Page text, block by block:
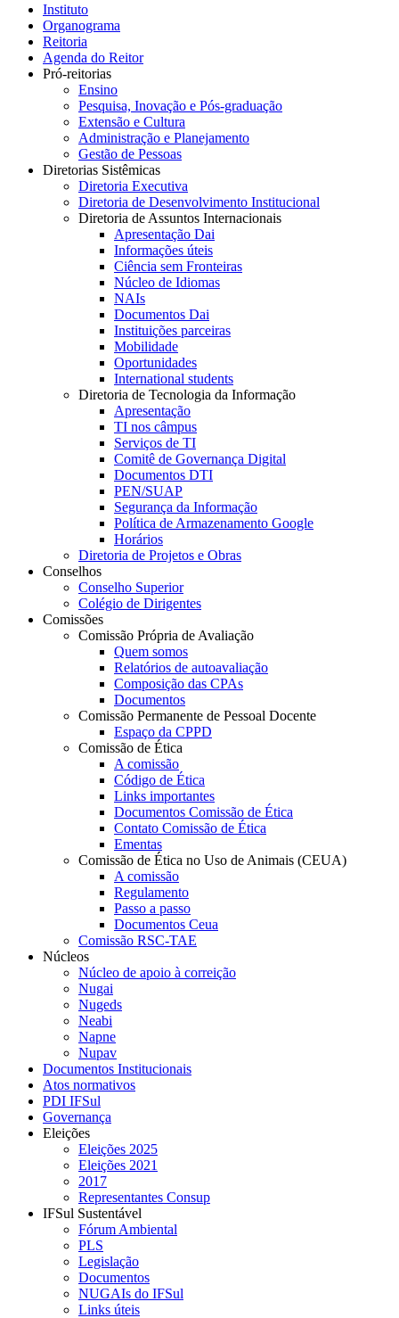
Instituto
Organograma
Reitoria
Agenda do Reitor
Pró-reitorias
Ensino
Pesquisa, Inovação e Pós-graduação
Extensão e Cultura
Administração e Planejamento
Gestão de Pessoas
Diretorias Sistêmicas
Diretoria Executiva
Diretoria de Desenvolvimento Institucional
Diretoria de Assuntos Internacionais
Apresentação Dai
Informações úteis
Ciência sem Fronteiras
Núcleo de Idiomas
NAIs
Documentos Dai
Instituições parceiras
Mobilidade
Oportunidades
International students
Diretoria de Tecnologia da Informação
Apresentação
TI nos câmpus
Serviços de TI
Comitê de Governança Digital
Documentos DTI
PEN/SUAP
Segurança da Informação
Política de Armazenamento Google
Horários
Diretoria de Projetos e Obras
Conselhos
Conselho Superior
Colégio de Dirigentes
Comissões
Comissão Própria de Avaliação
Quem somos
Relatórios de autoavaliação
Composição das CPAs
Documentos
Comissão Permanente de Pessoal Docente
Espaço da CPPD
Comissão de Ética
A comissão
Código de Ética
Links importantes
Documentos Comissão de Ética
Contato Comissão de Ética
Ementas
Comissão de Ética no Uso de Animais (CEUA)
A comissão
Regulamento
Passo a passo
Documentos Ceua
Comissão RSC-TAE
Núcleos
Núcleo de apoio à correição
Nugai
Nugeds
Neabi
Napne
Nupav
Documentos Institucionais
Atos normativos
PDI IFSul
Governança
Eleições
Eleições 2025
Eleições 2021
2017
Representantes Consup
IFSul Sustentável
Fórum Ambiental
PLS
Legislação
Documentos
NUGAIs do IFSul
Links úteis